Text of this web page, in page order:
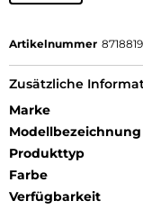
Artikelnummer
Zusätzliche
Marke
Modellbezeichnung
Produkttyp
Farbe
Verfügbarkeit